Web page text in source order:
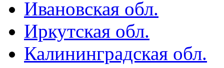
Ивановская обл.
Иркутская обл.
Калининградская обл.